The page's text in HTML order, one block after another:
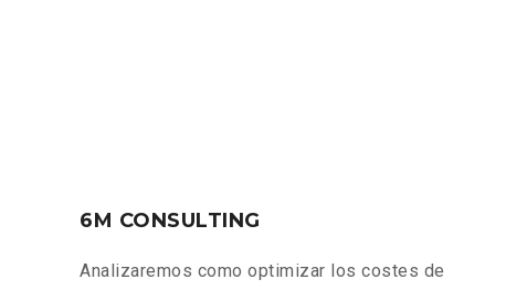
6M CONSULTING
Analizaremos como optimizar los costes de